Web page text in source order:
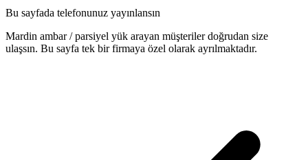
Bu sayfada telefonunuz yayınlansın
Mardin ambar / parsiyel yük arayan müşteriler doğrudan size
ulaşsın. Bu sayfa tek bir firmaya özel olarak ayrılmaktadır.